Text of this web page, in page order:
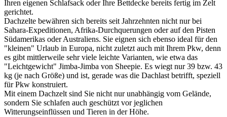
Ihren eigenen Schlafsack oder Ihre Bettdecke bereits fertig im Zelt
gerichtet.
Dachzelte bewähren sich bereits seit Jahrzehnten nicht nur bei
Sahara-Expeditionen, Afrika-Durchquerungen oder auf den Pisten
Südamerikas oder Australiens. Sie eignen sich ebenso ideal für den
"kleinen" Urlaub in Europa, nicht zuletzt auch mit Ihrem Pkw, denn
es gibt mittlerweile sehr viele leichte Varianten, wie etwa das
"Leichtgewicht" Jimba-Jimba von Sheepie. Es wiegt nur 39 bzw. 43
kg (je nach Größe) und ist, gerade was die Dachlast betrifft, speziell
für Pkw konstruiert.
Mit einem Dachzelt sind Sie nicht nur unabhängig vom Gelände,
sondern Sie schlafen auch geschützt vor jeglichen
Witterungseinflüssen und Tieren in der Höhe.